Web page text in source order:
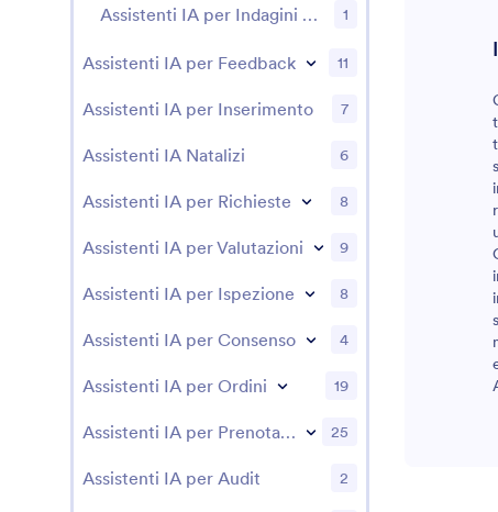
Assistenti IA per Indagini di Mercato 1
Assistenti IA per Feedback 11
Assistenti IA per Inserimento 7
Assistenti IA Natalizi 6
Assistenti IA per Richieste 8
Assistenti IA per Valutazioni 9
Assistenti IA per Ispezione 8
Assistenti IA per Consenso 4
Assistenti IA per Ordini 19
Assistenti IA per Prenotazioni 25
Assistenti IA per Audit 2